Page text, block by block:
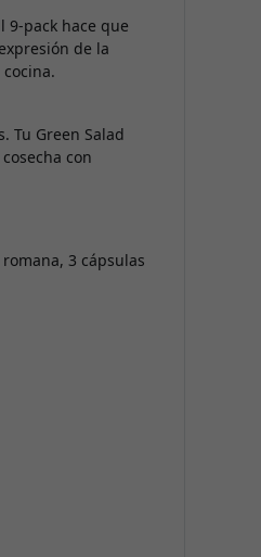
9-pack hace que
de la
Tu Green Salad
con
3 cápsulas